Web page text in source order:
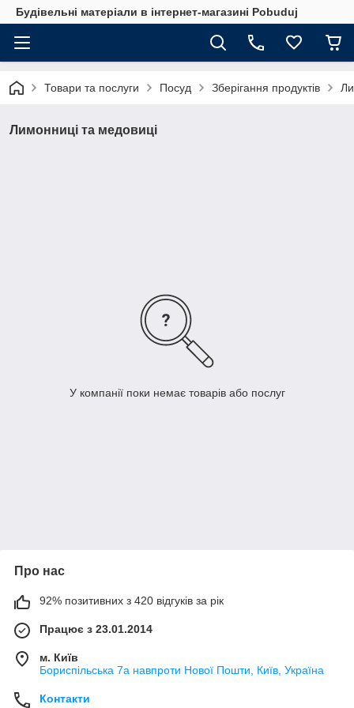
Будівельні матеріали в інтернет-магазині Pobuduj
Товари та послуги Посуд Зберігання продуктів
Лимонниці та медовиці
У компанії поки немає товарів або послуг
Про нас
92% позитивних з 420 відгуків за рік
Працює з 23.01.2014
м. Київ
Бориспільська 7а навпроти Нової Пошти, Київ, Україна
Контакти